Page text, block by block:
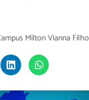
Milton Vianna Filho